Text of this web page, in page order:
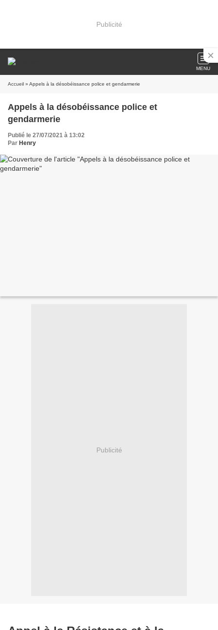
Publicité
MENU
Accueil » Appels à la désobéissance police et gendarmerie
Appels à la désobéissance police et
gendarmerie
Publié le 27/07/2021 à 13:02
Par Henry
Publicité